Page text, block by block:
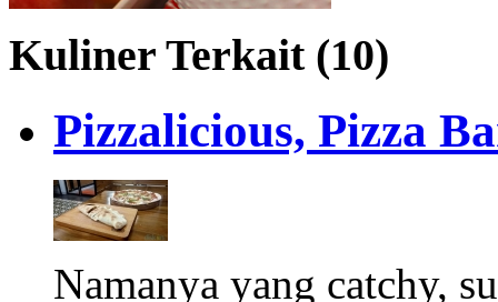
Kuliner Terkait (10)
Pizzalicious, Pizza
Namanya yang catchy,